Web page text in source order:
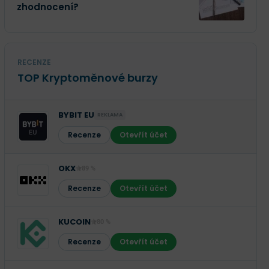
zhodnocení?
RECENZE
TOP Kryptoměnové burzy
BYBIT EU REKLAMA
Recenze Otevřít účet
OKX
Recenze Otevřít účet
KUCOIN
Recenze Otevřít účet